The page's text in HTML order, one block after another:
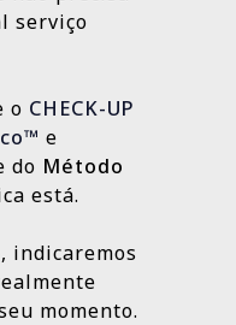
Gratuito
o que ainda
Gestão do Blog e
digital, são
ao longo
um método
garantir
serviço
o CHECK-UP
e
do Método
está.
indicaremos
momento.